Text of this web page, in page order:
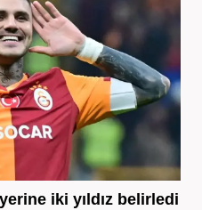
iki yıldız belirledi